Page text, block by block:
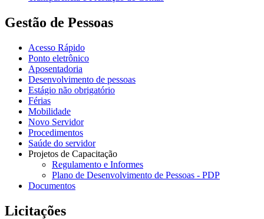
Gestão de Pessoas
Acesso Rápido
Ponto eletrônico
Aposentadoria
Desenvolvimento de pessoas
Estágio não obrigatório
Férias
Mobilidade
Novo Servidor
Procedimentos
Saúde do servidor
Projetos de Capacitação
Regulamento e Informes
Plano de Desenvolvimento de Pessoas - PDP
Documentos
Licitações